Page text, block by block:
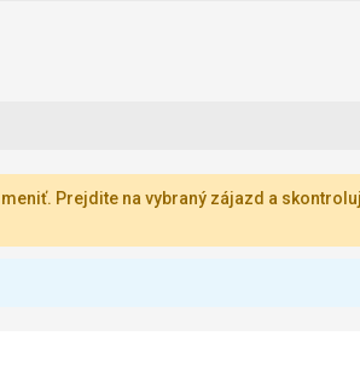
Prejdite na vybraný zájazd a